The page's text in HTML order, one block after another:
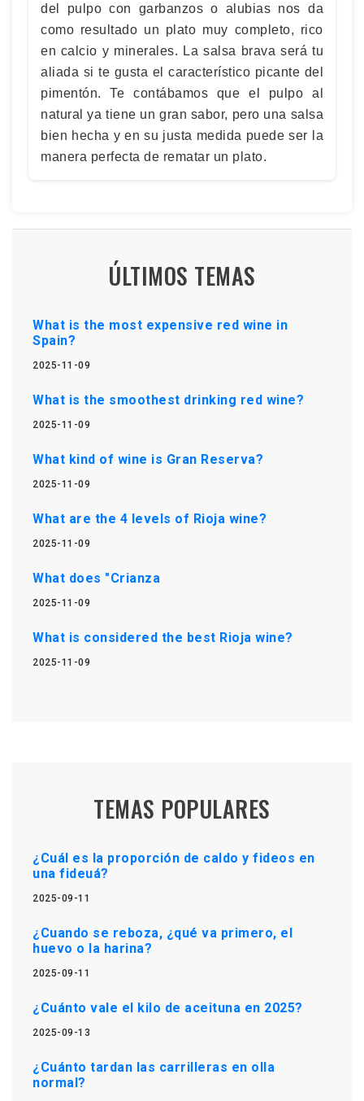
del pulpo con garbanzos o alubias nos da
como resultado un plato muy completo, rico
en calcio y minerales. La salsa brava será tu
aliada si te gusta el característico picante del
pimentón. Te contábamos que el pulpo al
natural ya tiene un gran sabor, pero una salsa
bien hecha y en su justa medida puede ser la
manera perfecta de rematar un plato.
ÚLTIMOS TEMAS
What is the most expensive red wine in
Spain?
2025-11-09
What is the smoothest drinking red wine?
2025-11-09
What kind of wine is Gran Reserva?
2025-11-09
What are the 4 levels of Rioja wine?
2025-11-09
What does "Crianza
2025-11-09
What is considered the best Rioja wine?
2025-11-09
TEMAS POPULARES
¿Cuál es la proporción de caldo y fideos en
una fideuá?
2025-09-11
¿Cuando se reboza, ¿qué va primero, el
huevo o la harina?
2025-09-11
¿Cuánto vale el kilo de aceituna en 2025?
2025-09-13
¿Cuánto tardan las carrilleras en olla
normal?